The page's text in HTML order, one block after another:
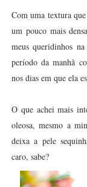
Com uma textura
um pouco mais
meus queridinhos
período da manhã
nos dias em que ela
O que achei mais
oleosa, mesmo a
deixa a pele
caro, sabe?